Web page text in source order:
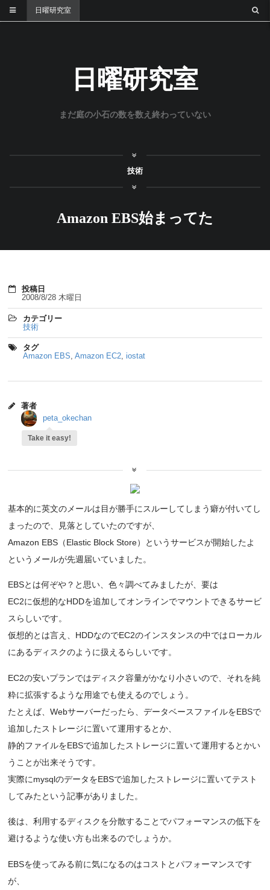
日曜研究室
日曜研究室
まだ庭の小石の数を数え終わっていない
技術
Amazon EBS始まってた
投稿日
2008/8/28 木曜日
カテゴリー
技術
タグ
Amazon EBS, Amazon EC2, iostat
著者
peta_okechan
Take it easy!
基本的に英文のメールは目が勝手にスルーしてしまう癖が付いてし
まったので、見落としていたのですが、
Amazon EBS（Elastic Block Store）というサービスが開始したよ
というメールが先週届いていました。
EBSとは何ぞや？と思い、色々調べてみましたが、要は
EC2に仮想的なHDDを追加してオンラインでマウントできるサービ
スらしいです。
仮想的とは言え、HDDなのでEC2のインスタンスの中ではローカル
にあるディスクのように扱えるらしいです。
EC2の安いプランではディスク容量がかなり小さいので、それを純
粋に拡張するような用途でも使えるのでしょう。
たとえば、Webサーバーだったら、データベースファイルをEBSで
追加したストレージに置いて運用するとか、
静的ファイルをEBSで追加したストレージに置いて運用するとかい
うことが出来そうです。
実際にmysqlのデータをEBSで追加したストレージに置いてテスト
してみたという記事がありました。
後は、利用するディスクを分散することでパフォーマンスの低下を
避けるような使い方も出来るのでしょうか。
EBSを使ってみる前に気になるのはコストとパフォーマンスです
が、